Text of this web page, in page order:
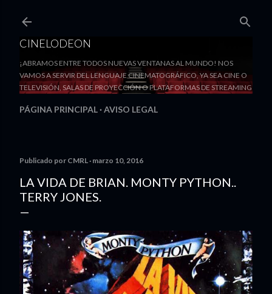
CINELODEON
¡ABRAMOS ENTRE TODOS NUEVAS VENTANAS AL MUNDO! NOS
VAMOS A SERVIR DEL LENGUAJE CINEMATOGRÁFICO, YA SEA CINE O
TELEVISIÓN, SALAS DE PROYECCIÓN O PLATAFORMAS DE STREAMING
PÁGINA PRINCIPAL AVISO LEGAL
Publicado por CMRL marzo 10, 2016
LA VIDA DE BRIAN. MONTY PYTHON..
TERRY JONES.